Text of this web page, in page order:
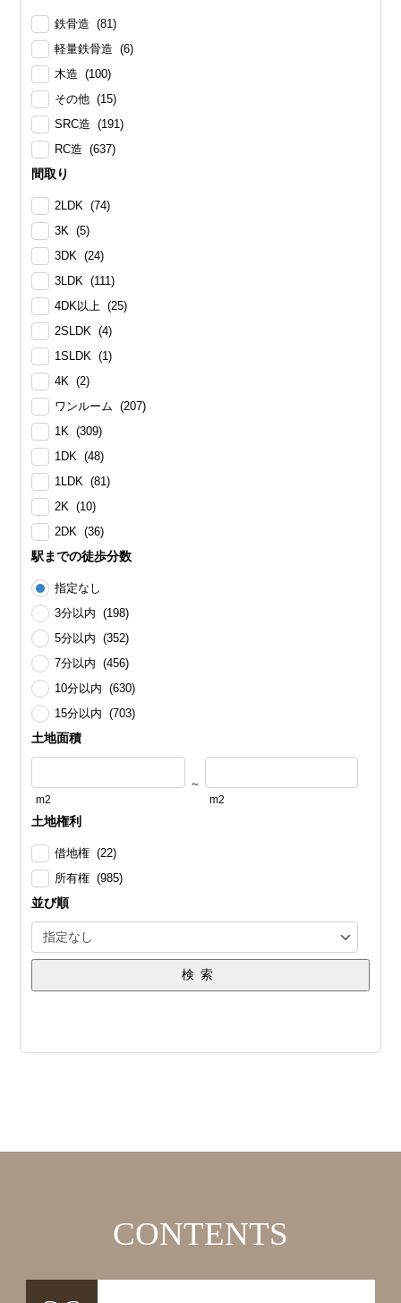
鉄骨造 (81)
軽量鉄骨造 (6)
木造 (100)
その他 (15)
SRC造 (191)
RC造 (637)
間取り
2LDK (74)
3K (5)
3DK (24)
3LDK (111)
4DK以上 (25)
2SLDK (4)
1SLDK (1)
4K (2)
ワンルーム (207)
1K (309)
1DK (48)
1LDK (81)
2K (10)
2DK (36)
駅までの徒歩分数
指定なし
3分以内 (198)
5分以内 (352)
7分以内 (456)
10分以内 (630)
15分以内 (703)
土地面積
m2
～
m2
土地権利
借地権 (22)
所有権 (985)
並び順
検索
CONTENTS